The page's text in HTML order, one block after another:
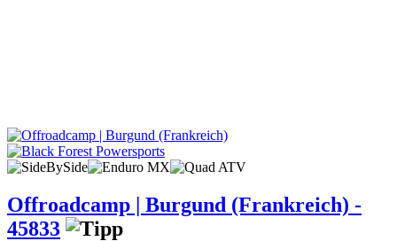
Offroadcamp | Burgund (Frankreich) -
45833